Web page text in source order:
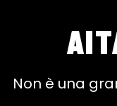
Non è una